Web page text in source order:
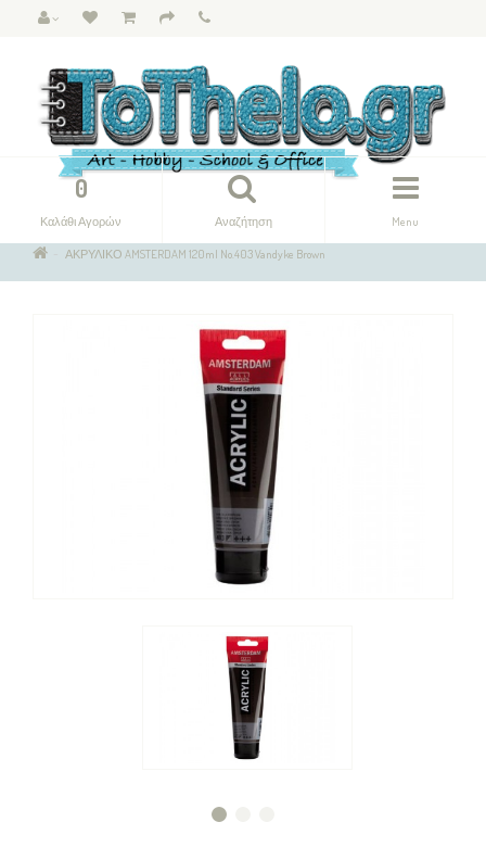
Menu
Αναζήτηση
0
Καλάθι Αγορών
ΑΚΡΥΛΙΚΟ AMSTERDAM 120ml No.403 Vandyke Brown